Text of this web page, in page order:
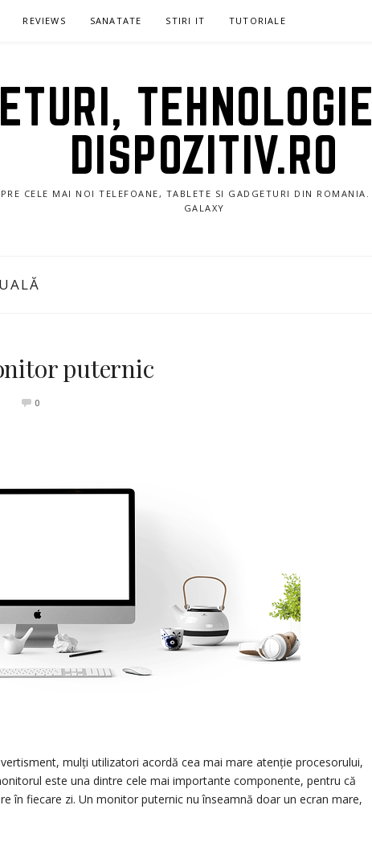
REVIEWS SANATATE STIRI IT TUTORIALE
DISPOZITIV.RO
CELE MAI NOI TELEFOANE, TABLETE SI GADGETURI DIN
GALAXY
puternic
0
mulți utilizatori acordă cea mai mare atenție procesorului,
este una dintre cele mai importante componente, pentru că
în fiecare zi. Un monitor puternic nu înseamnă doar un ecran mare,